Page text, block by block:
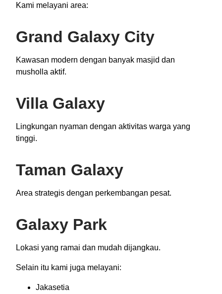
Kami melayani area:
Grand Galaxy City
Kawasan modern dengan banyak masjid dan
musholla aktif.
Villa Galaxy
Lingkungan nyaman dengan aktivitas warga yang
tinggi.
Taman Galaxy
Area strategis dengan perkembangan pesat.
Galaxy Park
Lokasi yang ramai dan mudah dijangkau.
Selain itu kami juga melayani:
Jakasetia